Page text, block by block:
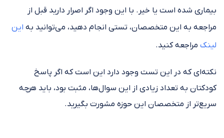
بیماری شده است یا خیر. با این وجود اگر اصرار دارید قبل از
مراجعه به این متخصصان، تستی انجام دهید، می‌توانید به این
لینک مراجعه کنید.
نکته‌ای که در این تست وجود دارد این است که اگر پاسخ
کودکتان به تعداد زیادی از این سوال‌ها، مثبت بود، باید هرچه
سریع‌تر از متخصصان این حوزه مشورت بگیرید.